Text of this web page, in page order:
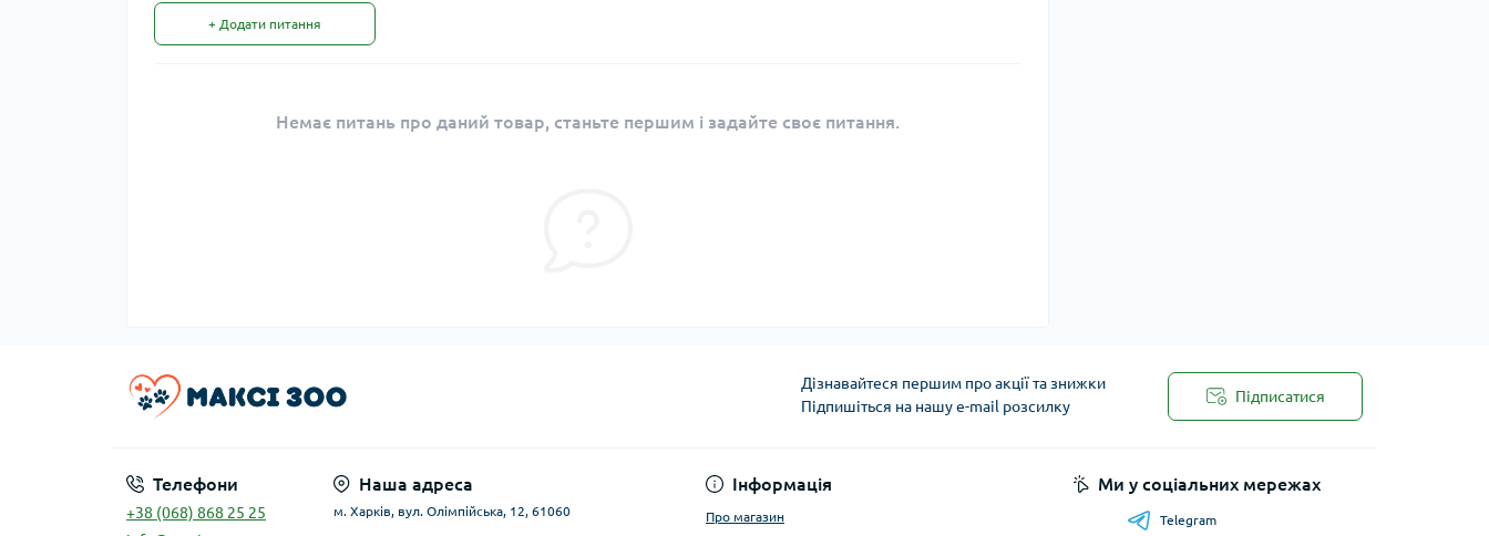
+ Додати питання
Немає питань про даний товар, станьте першим і задайте своє питання.
Дізнавайтеся першим про акції та знижки
Підпишіться на нашу e-mail розсилку
Підписатися
Телефони
+38 (068) 868 25 25
Наша адреса
м. Харків, вул. Олімпійська, 12, 61060
Інформація
Про магазин
Ми у соціальних мережах
Telegram